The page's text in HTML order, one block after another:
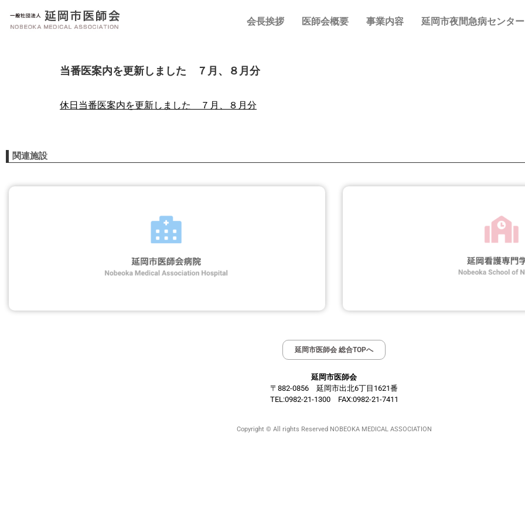
会長挨拶 医師会概要 事業内容 延岡市夜間急病センター
当番医案内を更新しました ７月、８月分
休日当番医案内を更新しました ７月、８月分
関連施設
延岡市医師会 総合TOPへ
延岡市医師会
〒882-0856 延岡市出北6丁目1621番
TEL:0982-21-1300 FAX:0982-21-7411
Copyright © All rights Reserved NOBEOKA MEDICAL ASSOCIATION